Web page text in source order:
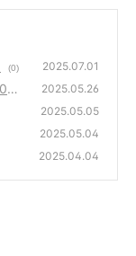
(0) 2025.07.01
2025.05.26
2025.05.05
2025.05.04
2025.04.04